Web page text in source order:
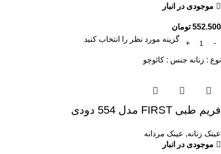
موجودی در انبار
552.500 تومان
گزینه مورد نظر را انتخاب کنید
نوع : زنانه جنس : کائوچو
فریم طبی FIRST مدل 554 دودی
عینک زنانه, عینک مردانه
موجودی در انبار